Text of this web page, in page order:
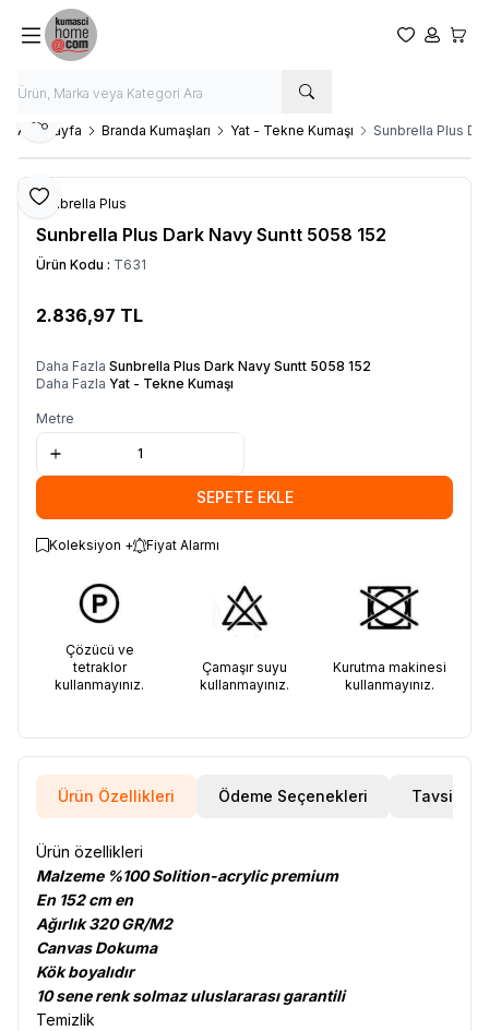
Favorilerim
Hesabım
Ana Sayfa Branda Kumaşları Yat - Tekne Kumaşı Sunbrella Plus
Favoriye Ekle
Paylaş
Sunbrella Plus
Sunbrella Plus Dark Navy Suntt 5058 152
Ürün Kodu : T631
2.836,97 TL
Daha Fazla Sunbrella Plus Dark Navy Suntt 5058 152
Daha Fazla Yat - Tekne Kumaşı
Metre
SEPETE EKLE
Koleksiyon + Fiyat Alarmı
Çözücü ve
tetraklor
kullanmayınız.
Çamaşır suyu
kullanmayınız.
Kurutma makinesi
kullanmayınız.
Ürün Özellikleri Ödeme Seçenekleri Tavsiye Et
Ürün özellikleri
Malzeme %100 Solition-acrylic premium
En 152 cm en
Ağırlık 320 GR/M2
Canvas Dokuma
Kök boyalıdır
10 sene renk solmaz uluslararası garantili
Temizlik